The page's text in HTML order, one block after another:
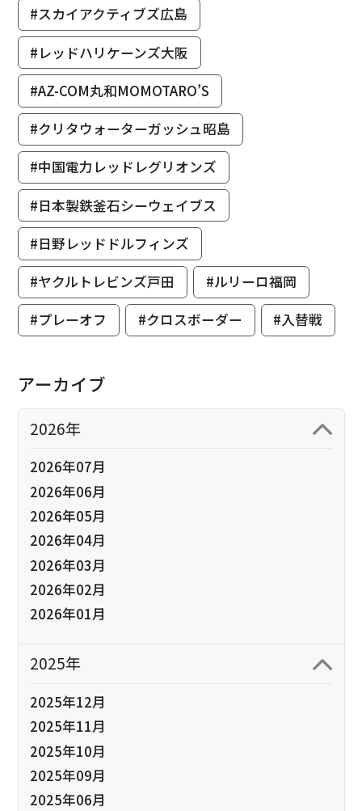
#スカイアクティブズ広島
#レッドハリケーンズ大阪
#AZ-COM丸和MOMOTARO’S
#クリタウォーターガッシュ昭島
#中国電力レッドレグリオンズ
#日本製鉄釜石シーウェイブス
#日野レッドドルフィンズ
#ヤクルトレビンズ戸田
#ルリーロ福岡
#プレーオフ
#クロスボーダー #入替戦
アーカイブ
2026年
2026年07月
2026年06月
2026年05月
2026年04月
2026年03月
2026年02月
2026年01月
2025年
2025年12月
2025年11月
2025年10月
2025年09月
2025年06月